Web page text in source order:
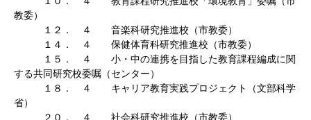
教委）
１２． ４ 音楽科研究推進校（市教委）
１４． ４ 保健体育科研究推進校（市教委）
１５． ４ 小・中の連携を目指した教育課程編成に関
する共同研究校委嘱（センター）
１８． ４ キャリア教育実践プロジェクト（文部科学
省）
２０． ４ 社会科研究推進校（市教委）